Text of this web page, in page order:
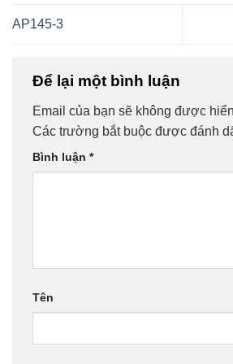
AP145-3
Để lại một bình luận
Email của bạn sẽ không được
Các trường bắt buộc được đánh
Bình luận *
Tên